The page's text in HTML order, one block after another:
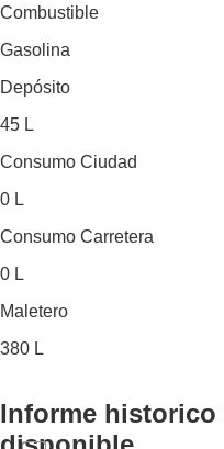
Combustible
Gasolina
Depósito
45 L
Consumo Ciudad
0 L
Consumo Carretera
0 L
Maletero
380 L
Informe historico